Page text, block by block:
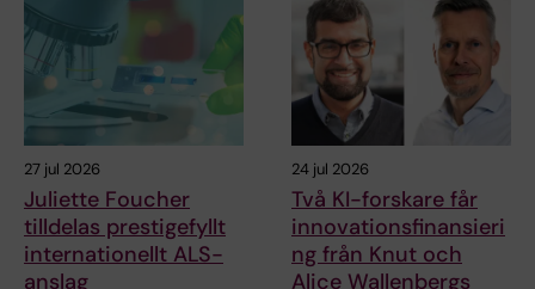
27 jul 2026
Juliette Foucher
tilldelas prestigefyllt
internationellt ALS-
anslag
24 jul 2026
Två KI-forskare får
innovationsfinansieri
ng från Knut och
Alice Wallenbergs